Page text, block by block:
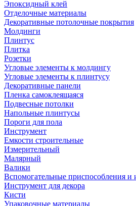
Эпоксидный клей
Отделочные материалы
Декоративные потолочные покрытия
Молдинги
Плинтус
Плитка
Розетки
Угловые элементы к молдингу
Угловые элементы к плинтусу
Декоративные панели
Пленка самоклеящаяся
Подвесные потолки
Напольные плинтусы
Пороги для пола
Инструмент
Емкости строительные
Измерительный
Малярный
Валики
Вспомогательные приспособления и
Инструмент для декора
Кисти
Упаковочные материалы